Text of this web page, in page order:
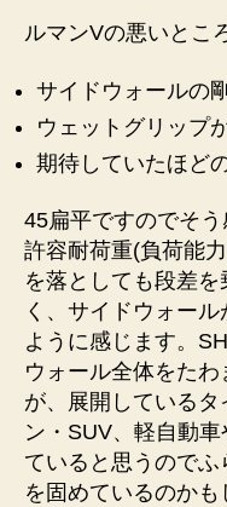
ルマンVの悪いとこ
サイドウォールの
ウェットグリップ
期待していたほど
45扁平ですのでそう
許容耐荷重(負荷能
を落としても段差
く、サイドウォー
ように感じます。
ウォール全体をた
が、展開している
ン・SUV、軽自動
ていると思うので
を固めているのか